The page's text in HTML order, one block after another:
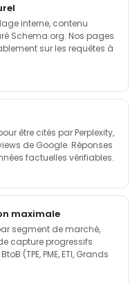
interne, contenu
Schema.org. Nos pages
sur les requêtes à
être cités par Perplexity,
de Google. Réponses
factuelles vérifiables.
maximale
segment de marché,
capture progressifs
(TPE, PME, ETI, Grands